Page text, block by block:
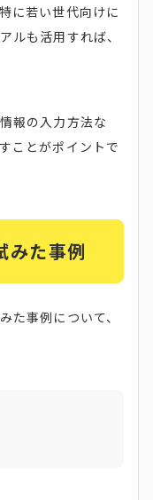
に若い世代向けに
ルも活用すれば、
報の入力方法な
ことがポイントで
みた事例
た事例について、